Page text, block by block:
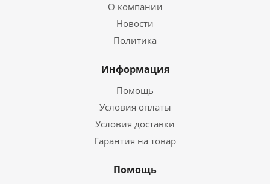
О компании
Новости
Политика
Информация
Помощь
Условия оплаты
Условия доставки
Гарантия на товар
Помощь